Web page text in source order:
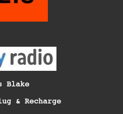
Blake
& Recharge